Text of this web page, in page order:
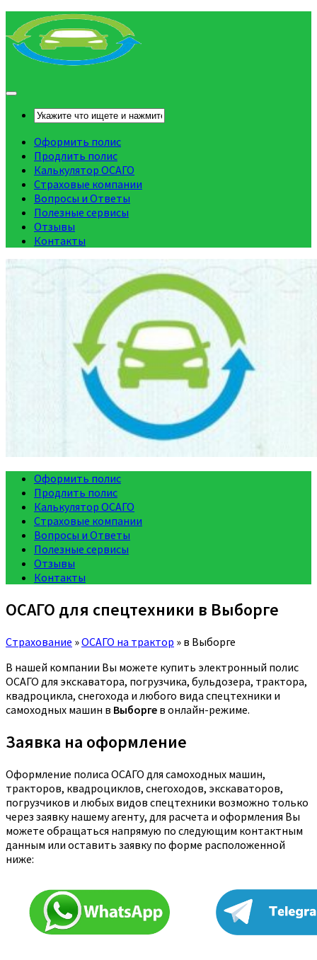
Оформить полис
Продлить полис
Калькулятор ОСАГО
Страховые компании
Вопросы и Ответы
Полезные сервисы
Отзывы
Контакты
Оформить полис
Продлить полис
Калькулятор ОСАГО
Страховые компании
Вопросы и Ответы
Полезные сервисы
Отзывы
Контакты
ОСАГО для спецтехники в Выборге
Страхование »ОСАГО на трактор » в Выборге
В нашей компании Вы можете купить электронный полис
ОСАГО для экскаватора, погрузчика, бульдозера, трактора,
квадроцикла, снегохода и любого вида спецтехники и
самоходных машин в Выборге в онлайн-режиме.
Заявка на оформление
Оформление полиса ОСАГО для самоходных машин,
тракторов, квадроциклов, снегоходов, экскаваторов,
погрузчиков и любых видов спецтехники возможно только
через заявку нашему агенту, для расчета и оформления Вы
можете обращаться напрямую по следующим контактным
данным или оставить заявку по форме расположенной
ниже: